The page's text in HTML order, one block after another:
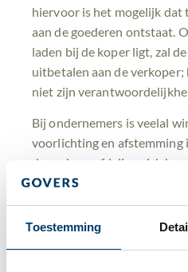
Toestemming
hiervoor is het mogelijk dat
aan de goederen ontstaat.
laden bij de koper ligt, zal
uitbetalen aan de verkoper;
niet zijn
Bij ondernemers is veelal
voorlichting en afstemming
de verkoopafdeling zich
van Incoterms die zij
Gezien de mogelijke
klantbetrekkingen, etc.) is